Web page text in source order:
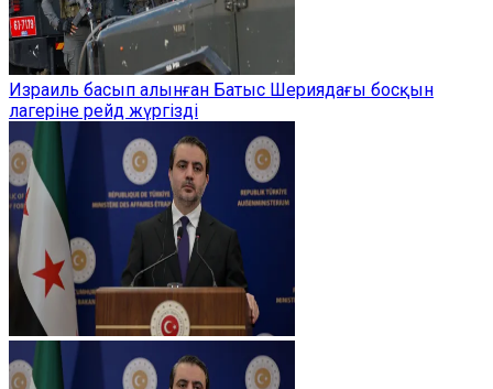
Израиль басып алынған Батыс Шериядағы босқын
лагеріне рейд жүргізді